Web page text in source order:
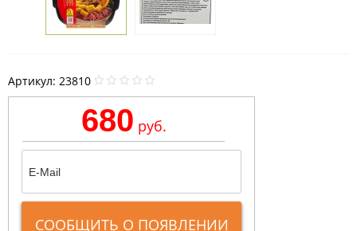
Артикул: 23810
680 руб.
СООБЩИТЬ О ПОЯВЛЕНИИ